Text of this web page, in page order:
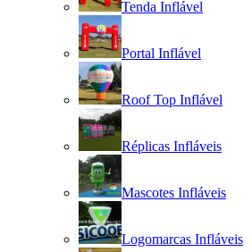
Tenda Inflável
Portal Inflável
Roof Top Inflável
Réplicas Infláveis
Mascotes Infláveis
Logomarcas Infláveis